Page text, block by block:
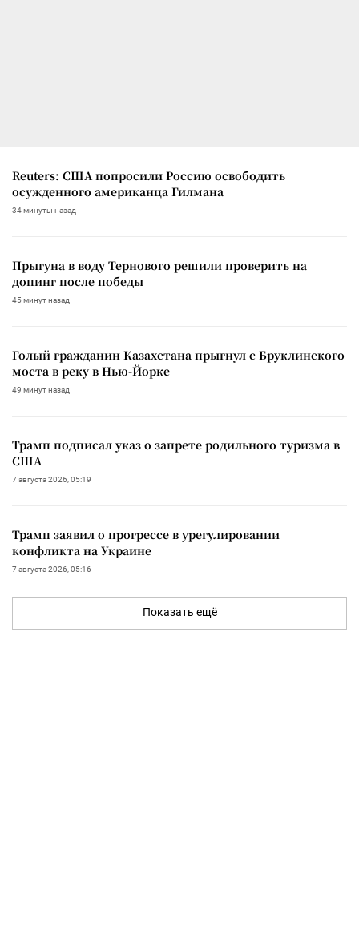
Reuters: США попросили Россию освободить
осужденного американца Гилмана
34 минуты назад
Прыгуна в воду Тернового решили проверить на
допинг после победы
45 минут назад
Голый гражданин Казахстана прыгнул с Бруклинского
моста в реку в Нью-Йорке
49 минут назад
Трамп подписал указ о запрете родильного туризма в
США
7 августа 2026, 05:19
Трамп заявил о прогрессе в урегулировании
конфликта на Украине
7 августа 2026, 05:16
Показать ещё